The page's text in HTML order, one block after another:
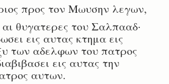
προς τον Μωυσην λεγων,
θυγατερες του Σαλπααδ·
εις αυτας κτημα εις
των αδελφων του πατρος
εις αυτας την
αυτων.